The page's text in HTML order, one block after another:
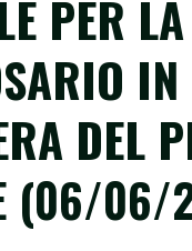
PER
DEL
(06/